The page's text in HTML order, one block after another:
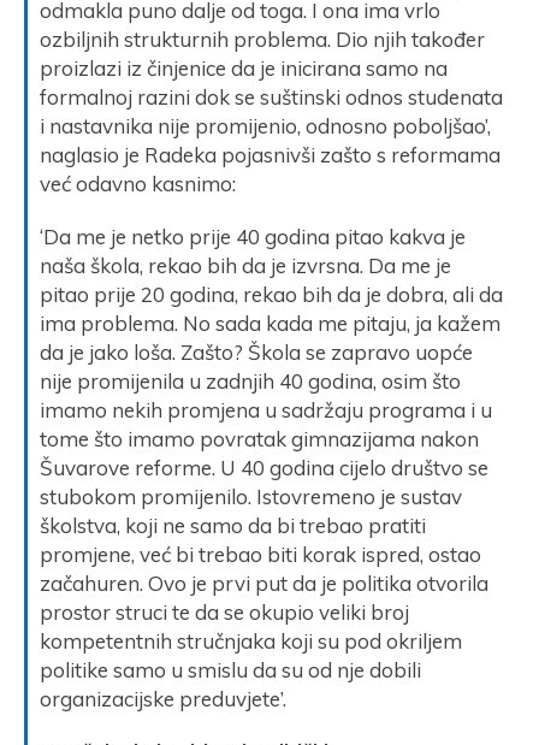
odmakla puno dalje od toga. I ona ima vrlo
ozbiljnih strukturnih problema. Dio njih također
proizlazi iz činjenice da je inicirana samo na
formalnoj razini dok se suštinski odnos studenata
i nastavnika nije promijenio, odnosno poboljšao’,
naglasio je Radeka pojasnivši zašto s reformama
već odavno kasnimo:
‘Da me je netko prije 40 godina pitao kakva je
naša škola, rekao bih da je izvrsna. Da me je
pitao prije 20 godina, rekao bih da je dobra, ali da
ima problema. No sada kada me pitaju, ja kažem
da je jako loša. Zašto? Škola se zapravo uopće
nije promijenila u zadnjih 40 godina, osim što
imamo nekih promjena u sadržaju programa i u
tome što imamo povratak gimnazijama nakon
Šuvarove reforme. U 40 godina cijelo društvo se
stubokom promijenilo. Istovremeno je sustav
školstva, koji ne samo da bi trebao pratiti
promjene, već bi trebao biti korak ispred, ostao
začahuren. Ovo je prvi put da je politika otvorila
prostor struci te da se okupio veliki broj
kompetentnih stručnjaka koji su pod okriljem
politike samo u smislu da su od nje dobili
organizacijske preduvjete’.